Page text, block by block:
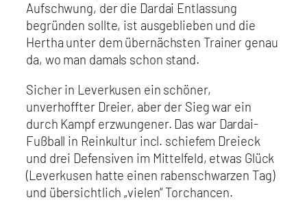
Aufschwung, der die Dardai Entlassung
begründen sollte, ist ausgeblieben und die
Hertha unter dem übernächsten Trainer genau
da, wo man damals schon stand.
Sicher in Leverkusen ein schöner,
unverhoffter Dreier, aber der Sieg war ein
durch Kampf erzwungener. Das war Dardai-
Fußball in Reinkultur incl. schiefem Dreieck
und drei Defensiven im Mittelfeld, etwas Glück
(Leverkusen hatte einen rabenschwarzen Tag)
und übersichtlich „vielen“ Torchancen.